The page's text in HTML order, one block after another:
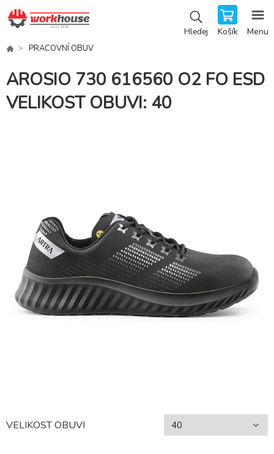
Hledej Košík Menu
PRACOVNÍ OBUV
AROSIO 730 616560 O2 FO ESD
VELIKOST OBUVI: 40
VELIKOST OBUVI